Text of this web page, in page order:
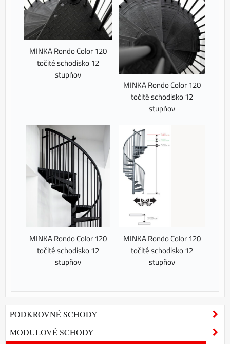
MINKA Rondo Color 120
točité schodisko 12
stupňov
MINKA Rondo Color 120
točité schodisko 12
stupňov
MINKA Rondo Color 120
točité schodisko 12
stupňov
MINKA Rondo Color 120
točité schodisko 12
stupňov
PODKROVNÉ SCHODY
MODULOVÉ SCHODY